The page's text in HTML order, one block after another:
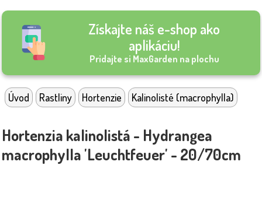
Získajte náš e-shop ako
aplikáciu!
Pridajte si MaxGarden na plochu
Úvod Rastliny Hortenzie Kalinolisté (macrophylla)
Hortenzia kalinolistá - Hydrangea
macrophylla 'Leuchtfeuer' - 20/70cm